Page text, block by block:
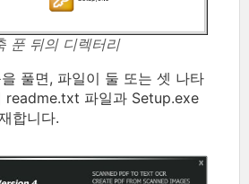
푼 뒤의 디렉터리
풀면, 파일이 둘 또는 셋 나타
readme.txt 파일과 Setup.exe
합니다.